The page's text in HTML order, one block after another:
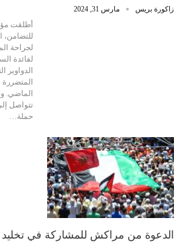
زاكورة بريس مارس 31, 2024
أطلقت
للتضامن،
لجراحة
لفائدة
الدواوير
الماضي.
تتواصل
حملة…
الدعوة من مراكش للمشاركة في تخليد